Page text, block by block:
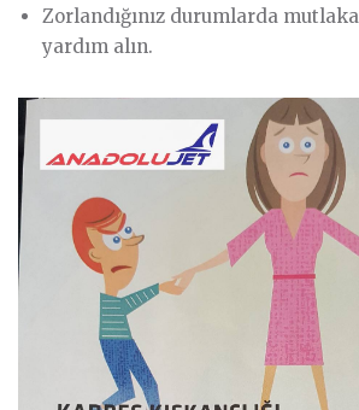
Zorlandığınız durumlarda
yardım alın.